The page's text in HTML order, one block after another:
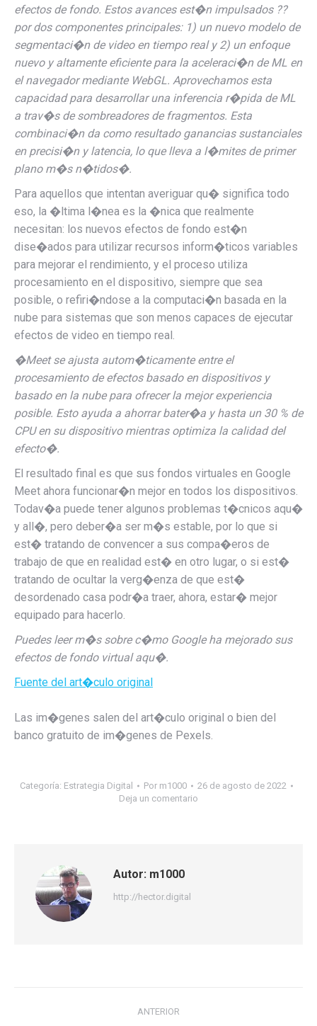
efectos de fondo. Estos avances est�n impulsados ??
por dos componentes principales: 1) un nuevo modelo de
segmentaci�n de video en tiempo real y 2) un enfoque
nuevo y altamente eficiente para la aceleraci�n de ML en
el navegador mediante WebGL. Aprovechamos esta
capacidad para desarrollar una inferencia r�pida de ML
a trav�s de sombreadores de fragmentos. Esta
combinaci�n da como resultado ganancias sustanciales
en precisi�n y latencia, lo que lleva a l�mites de primer
plano m�s n�tidos�.
Para aquellos que intentan averiguar qu� significa todo
eso, la �ltima l�nea es la �nica que realmente
necesitan: los nuevos efectos de fondo est�n
dise�ados para utilizar recursos inform�ticos variables
para mejorar el rendimiento, y el proceso utiliza
procesamiento en el dispositivo, siempre que sea
posible, o refiri�ndose a la computaci�n basada en la
nube para sistemas que son menos capaces de ejecutar
efectos de video en tiempo real.
�Meet se ajusta autom�ticamente entre el
procesamiento de efectos basado en dispositivos y
basado en la nube para ofrecer la mejor experiencia
posible. Esto ayuda a ahorrar bater�a y hasta un 30 % de
CPU en su dispositivo mientras optimiza la calidad del
efecto�.
El resultado final es que sus fondos virtuales en Google
Meet ahora funcionar�n mejor en todos los dispositivos.
Todav�a puede tener algunos problemas t�cnicos aqu�
y all�, pero deber�a ser m�s estable, por lo que si
est� tratando de convencer a sus compa�eros de
trabajo de que en realidad est� en otro lugar, o si est�
tratando de ocultar la verg�enza de que est�
desordenado casa podr�a traer, ahora, estar� mejor
equipado para hacerlo.
Puedes leer m�s sobre c�mo Google ha mejorado sus
efectos de fondo virtual aqu�.
Fuente del art�culo original
Las im�genes salen del art�culo original o bien del
banco gratuito de im�genes de Pexels.
Categoría: Estrategia Digital Por m1000
26 de agosto de 2022
Deja un comentario
Autor: m1000
http://hector.digital
NavegaciónANTERIOR